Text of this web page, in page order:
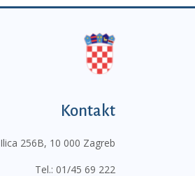
Kontakt
Ilica 256B, 10 000 Zagreb
Tel.: 01/45 69 222